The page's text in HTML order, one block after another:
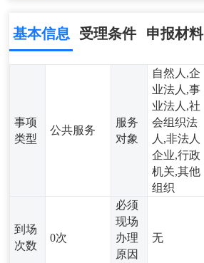
基本信息 受理条件 申报材料
事项
类型
公共服务
服务
对象
自然人,企
业法人,事
业法人,社
会组织法
人,非法人
企业,行政
机关,其他
组织
到场
次数
0次
必须
现场
办理
原因
无